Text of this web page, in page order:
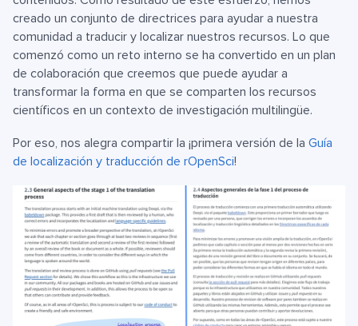
creado un conjunto de directrices para ayudar a nuestra
comunidad a traducir y localizar nuestros recursos. Lo que
comenzó como un reto interno se ha convertido en un plan
de colaboración que creemos que puede ayudar a
transformar la forma en que se comparten los recursos
científicos en un contexto de investigación multilingüe.
Por eso, nos alegra compartir la ¡primera versión de la Guía
de localización y traducción de rOpenSci!